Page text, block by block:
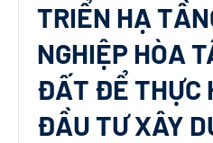
TRIỂN HẠ
NGHIỆP HÒA
ĐẤT ĐỂ THỰC
ĐẦU TƯ XÂY